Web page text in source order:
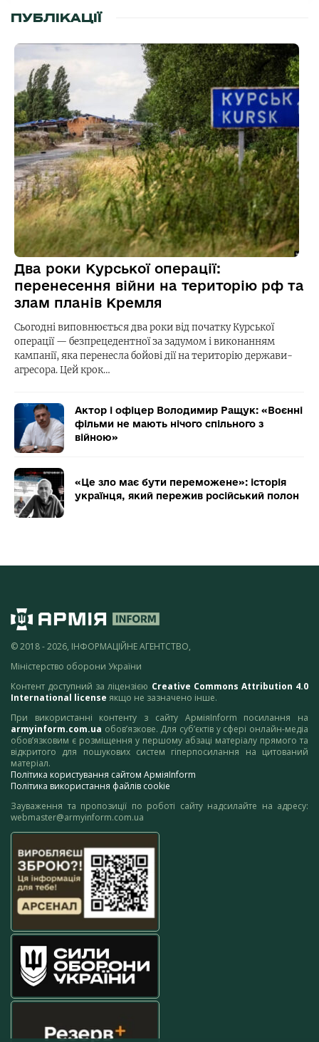
ПУБЛІКАЦІЇ
Два роки Курської операції:
перенесення війни на територію рф та
злам планів Кремля
Сьогодні виповнюється два роки від початку Курської
операції — безпрецедентної за задумом і виконанням
кампанії, яка перенесла бойові дії на територію держави-
агресора. Цей крок…
Актор і офіцер Володимир Ращук: «Воєнні
фільми не мають нічого спільного з
війною»
«Це зло має бути переможене»: історія
українця, який пережив російський полон
© 2018 - 2026, ІНФОРМАЦІЙНЕ АГЕНТСТВО,
Міністерство оборони України
Контент доступний за ліцензією Creative Commons Attribution 4.0
International license якщо не зазначено інше.
При використанні контенту з сайту АрміяInform посилання на
armyinform.com.ua обов’язкове. Для суб’єктів у сфері онлайн-медіа
обов’язковим є розміщення у першому абзаці матеріалу прямого та
відкритого для пошукових систем гіперпосилання на цитований
матеріал.
Політика користування сайтом АрміяInform
Політика використання файлів cookie
Зауваження та пропозиції по роботі сайту надсилайте на адресу:
webmaster@armyinform.com.ua